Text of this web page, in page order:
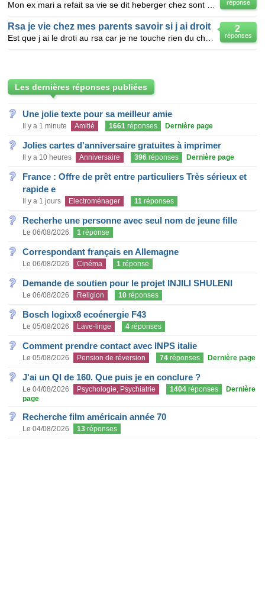
réponse
2
réponses
Rsa je vie chez mes parents savoir si j ai droit
Les dernières réponses publiées
Une jolie texte pour sa meilleur amie
Il y a 1 minute Amitié 1661 réponses Dernière page
Jolies cartes d'anniversaire gratuites à imprimer
Il y a 10 heures Anniversaire 396 réponses Dernière page
France : Offre de prêt entre particuliers Très sérieux et
rapide e
Il y a 1 jours Electroménager 11 réponses
Recherhe une personne avec seul nom de jeune fille
Le 06/08/2026 1 réponse
Correspondant français en Allemagne
Le 06/08/2026 Cinéma 1 réponse
Demande de soutien pour le projet INJILI SHULENI
Le 06/08/2026 Religion 10 réponses
Bosch logixx8 ecoénergie F43
Le 05/08/2026 Lave-linge 4 réponses
Comment prendre contact avec INPS italie
Le 05/08/2026 Pension de réversion 74 réponses Dernière page
J'ai un QI de 160. Que puis je en conclure ?
Le 04/08/2026 Psychologie, Psychiatrie 1404 réponses
Dernière
page
Recherche film américain année 70
Le 04/08/2026 13 réponses